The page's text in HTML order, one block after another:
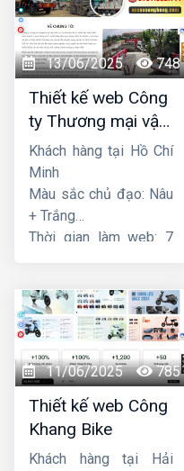
13/06/2025 748
Thiết kế web Công
ty Thương mại vận
tải Song Bằng
Khách hàng tại Hồ Chí
Minh
Màu sắc chủ đạo: Nâu
+ Trắng
Thời gian làm web: 7
11/06/2025 785
Thiết kế web Công
Khang Bike
Khách hàng tại Hải